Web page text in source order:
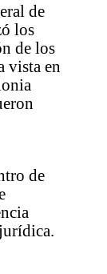
de
los
de los
vista en
de